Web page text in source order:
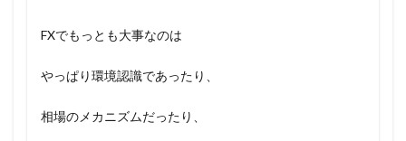
FXでもっとも大事なのは
やっぱり環境認識であったり、
相場のメカニズムだったり、